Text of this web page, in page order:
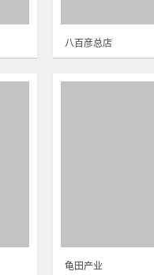
八百彦总店
龟田产业